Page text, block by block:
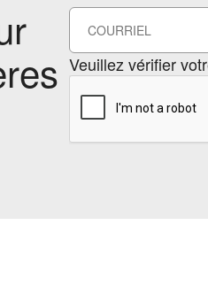
Veuillez vérifier